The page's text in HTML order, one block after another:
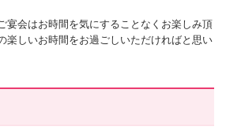
宴会はお時間を気にすることなくお楽しみ頂
楽しいお時間をお過ごしいただければと思い